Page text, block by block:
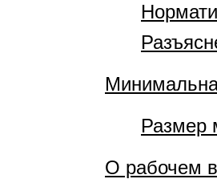
Размер
О рабочем